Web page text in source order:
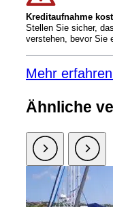
Kreditaufnahme
Stellen Sie sicher,
verstehen, bevor Sie
Mehr
Ähnliche